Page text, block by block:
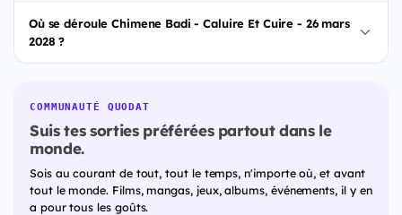
Où se déroule Chimene Badi - Caluire Et Cuire - 26 mars
2028 ?
COMMUNAUTÉ QUODAT
Suis tes sorties préférées partout dans le
monde.
Sois au courant de tout, tout le temps, n'importe où, et avant
tout le monde. Films, mangas, jeux, albums, événements, il y en
a pour tous les goûts.